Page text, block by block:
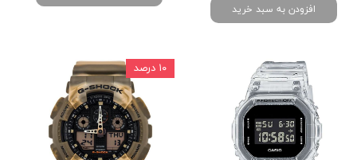
افزودن به سبد خرید
۱۰ درصد